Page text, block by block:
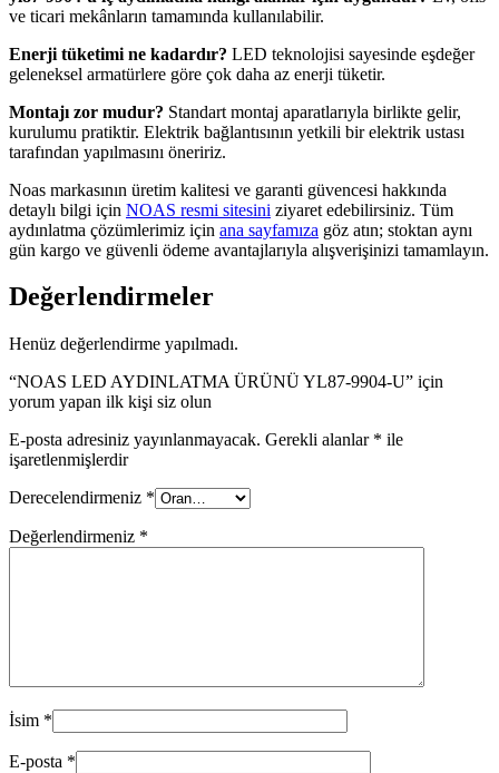
ve ticari mekânların tamamında kullanılabilir.
Enerji tüketimi ne kadardır? LED teknolojisi sayesinde eşdeğer
geleneksel armatürlere göre çok daha az enerji tüketir.
Montajı zor mudur? Standart montaj aparatlarıyla birlikte gelir,
kurulumu pratiktir. Elektrik bağlantısının yetkili bir elektrik ustası
tarafından yapılmasını öneririz.
Noas markasının üretim kalitesi ve garanti güvencesi hakkında
detaylı bilgi için NOAS resmi sitesini ziyaret edebilirsiniz. Tüm
aydınlatma çözümlerimiz için ana sayfamıza göz atın; stoktan aynı
gün kargo ve güvenli ödeme avantajlarıyla alışverişinizi tamamlayın.
Değerlendirmeler
Henüz değerlendirme yapılmadı.
“NOAS LED AYDINLATMA ÜRÜNÜ YL87-9904-U” için
yorum yapan ilk kişi siz olun
E-posta adresiniz yayınlanmayacak. Gerekli alanlar * ile
işaretlenmişlerdir
Derecelendirmeniz *
Değerlendirmeniz *
İsim *
E-posta *